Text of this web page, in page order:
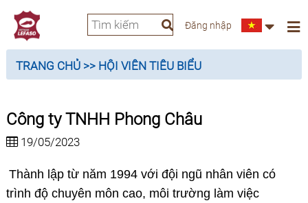
Đăng nhập
TRANG CHỦ >> HỘI VIÊN TIÊU BIỂU
Công ty TNHH Phong Châu
19/05/2023
Thành lập từ năm 1994 với đội ngũ nhân viên có
trình độ chuyên môn cao, môi trường làm việc